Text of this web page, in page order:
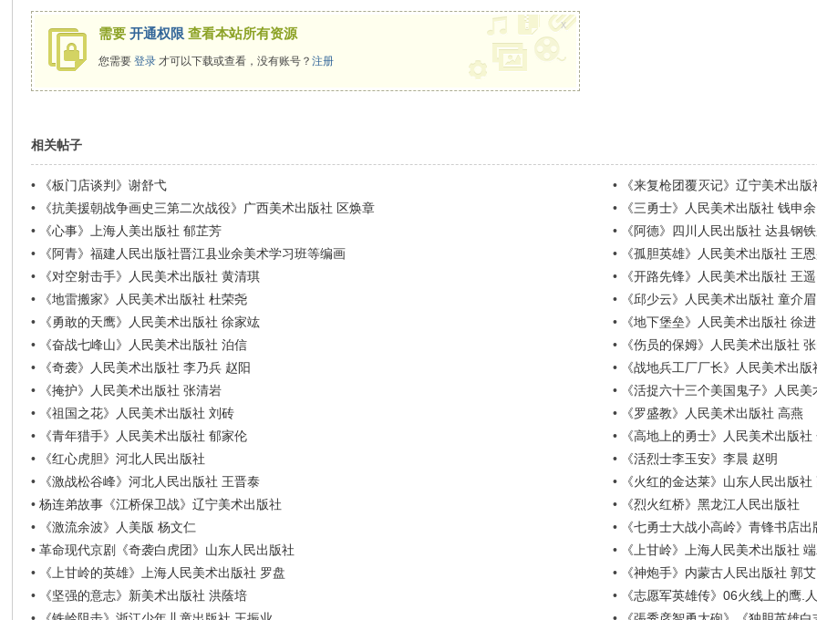
需要开通权限 查看本站所有资源
您需要登录 才可以下载或查看，没有账号？注册
x
相关帖子
• 《板门店谈判》谢舒弋 •
《来复枪团覆灭记》辽宁美术出
•
《抗美援朝战争画史三第二次战役》广西美术出版社 区焕章 •
《三勇士》人民美术出版社 钱申
•
《心事》上海人美出版社 郁芷芳 •
《阿德》四川人民出版社 达县钢
•
《阿青》福建人民出版社晋江县业余美术学习班等编画 •
《孤胆英雄》人民美术出版社 王
•
《对空射击手》人民美术出版社 黄清琪 •
《开路先锋》人民美术出版社 王遥
•
《地雷搬家》人民美术出版社 杜荣尧 •
《邱少云》人民美术出版社 童介眉
•
《勇敢的天鹰》人民美术出版社 徐家竑 •
《地下堡垒》人民美术出版社 徐进
•
《奋战七峰山》人民美术出版社 泊信 •
《伤员的保姆》人民美术出版社
•
《奇袭》人民美术出版社 李乃兵 赵阳 •
《战地兵工厂厂长》人民美术出
•
《掩护》人民美术出版社 张清岩 •
《活捉六十三个美国鬼子》人民
•
《祖国之花》人民美术出版社 刘砖 •
《罗盛教》人民美术出版社 高燕
•
《青年猎手》人民美术出版社 郁家伦 •
《高地上的勇士》人民美术出版社
•
《红心虎胆》河北人民出版社 •
《活烈士李玉安》李晨 赵明
•
《激战松谷峰》河北人民出版社 王晋泰 •
《火红的金达莱》山东人民出版社
•杨连弟故事《江桥保卫战》辽宁美术出版社 •
《烈火红桥》黑龙江人民出版社
•
《激流余波》人美版 杨文仁 •
《七勇士大战小高岭》青锋书店出
•革命现代京剧《奇袭白虎团》山东人民出版社 •
《上甘岭》上海人民美术出版社
•
《上甘岭的英雄》上海人民美术出版社 罗盘 •
《神炮手》内蒙古人民出版社 郭艾
•
《坚强的意志》新美术出版社 洪蔭培 •
《志愿军英雄传》06火线上的鹰.